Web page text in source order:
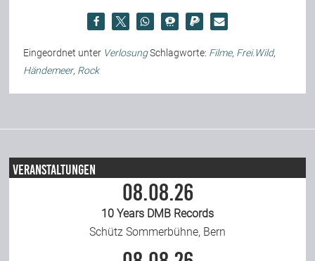
Eingeordnet unter VerlosungSchlagworte: Filme, Frei.Wild,
Händemeer, Rock
Veranstaltungen
08.08.26
10 Years DMB Records
Schütz Sommerbühne, Bern